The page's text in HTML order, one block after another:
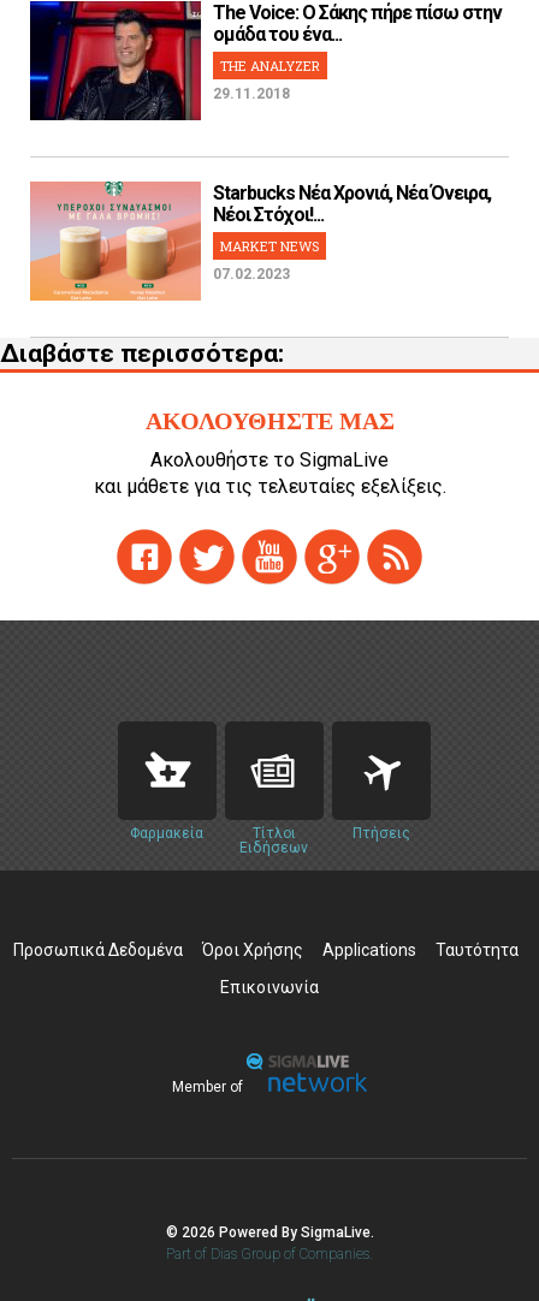
The Voice: Ο Σάκης πήρε πίσω στην
ομάδα του ένα...
THE ANALYZER
29.11.2018
Starbucks Νέα Χρονιά, Νέα Όνειρα,
Νέοι Στόχοι!...
MARKET NEWS
07.02.2023
Διαβάστε περισσότερα:
ΑΚΟΛΟΥΘΗΣΤΕ ΜΑΣ
Ακολουθήστε το SigmaLive
και μάθετε για τις τελευταίες εξελίξεις.
Φαρμακεία
Τίτλοι
Ειδήσεων
Πτήσεις
Προσωπικά Δεδομένα Όροι Χρήσης Applications
Ταυτότητα
Επικοινωνία
Member of
© 2026 Powered By SigmaLive.
Part of Dias Group of Companies.